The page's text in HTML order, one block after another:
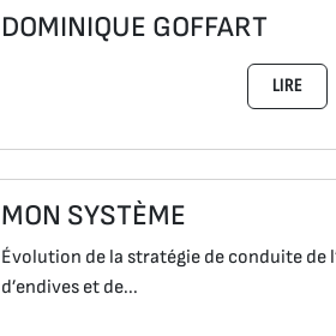
DOMINIQUE GOFFART
LIRE
MON SYSTÈME
Évolution de la stratégie de conduite de
d’endives et de...